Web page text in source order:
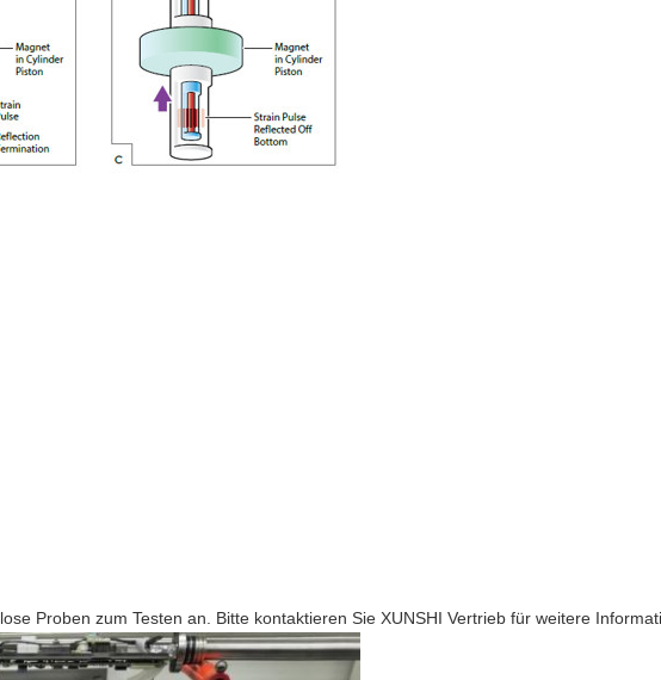
Proben zum Testen an. Bitte kontaktieren Sie XUNSHI Vertrieb für weitere